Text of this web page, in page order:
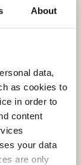
About
data,
as cookies to
in order to
content
your data
are only
'ncoppa e
Daniele)
la tua
pizza nel
mentre tu